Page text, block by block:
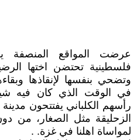
عرضت المواقع المنصفة
فلسطينية تحتضن اختها
وتضحي بنفسها لإنقاذها
في الوقت الذي كان فيه
رأسهم الكلباني يفتتحون مدينة
الزحليقة مثل الصغار، من
لمواساة اهلنا في غزة. .